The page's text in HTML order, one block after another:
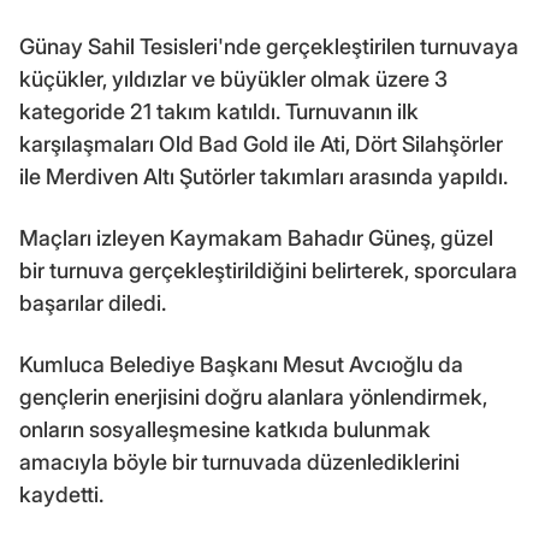
Günay Sahil Tesisleri'nde gerçekleştirilen turnuvaya
küçükler, yıldızlar ve büyükler olmak üzere 3
kategoride 21 takım katıldı. Turnuvanın ilk
karşılaşmaları Old Bad Gold ile Ati, Dört Silahşörler
ile Merdiven Altı Şutörler takımları arasında yapıldı.
Maçları izleyen Kaymakam Bahadır Güneş, güzel
bir turnuva gerçekleştirildiğini belirterek, sporculara
başarılar diledi.
Kumluca Belediye Başkanı Mesut Avcıoğlu da
gençlerin enerjisini doğru alanlara yönlendirmek,
onların sosyalleşmesine katkıda bulunmak
amacıyla böyle bir turnuvada düzenlediklerini
kaydetti.